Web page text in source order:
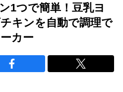
1つで簡単！豆乳ヨ
キンを自動で調理で
カー